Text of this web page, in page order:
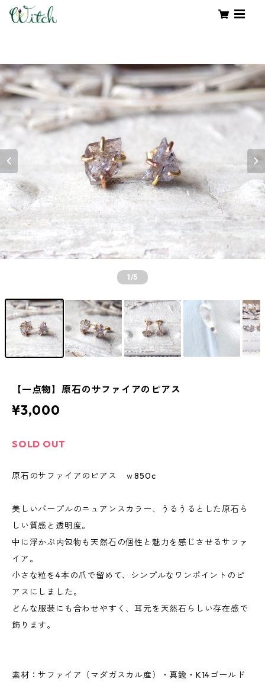
1/5
【一点物】原石のサファイアのピアス
¥3,000
SOLD OUT
原石のサファイアのピアス ｗ850c
美しいパープルのニュアンスカラー、うるうるとした原石ら
しい質感と透明度。
中に浮かぶ内包物も天然石の個性と魅力を感じさせるサファ
イア。
小さな粒を4本の爪で留めて、シンプルなワンポイントのピ
アスにしました。
どんな服装にも合わせやすく、耳元を天然石らしい存在感で
飾ります。
素材：サファイア（マダガスカル産）・真鍮・K14ゴールド